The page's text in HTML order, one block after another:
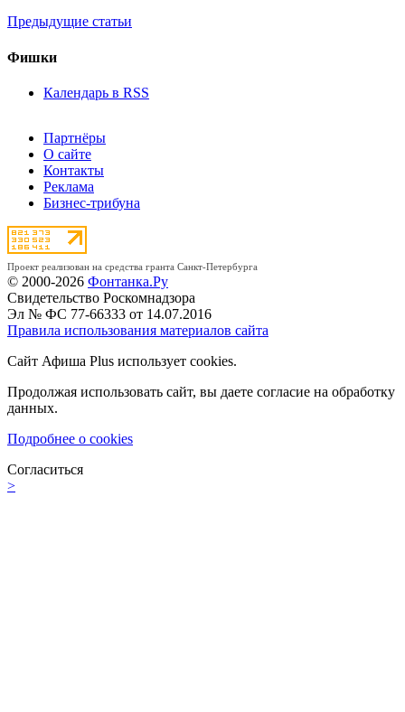
Предыдущие статьи
Фишки
Календарь в RSS
Партнёры
О сайте
Контакты
Реклама
Бизнес-трибуна
Проект реализован на средства гранта Санкт-Петербурга
© 2000-2026 Фонтанка.Ру
Свидетельство Роскомнадзора
Эл № ФС 77-66333 от 14.07.2016
Правила использования материалов сайта
Сайт Афиша Plus использует cookies.
Продолжая использовать сайт, вы даете согласие на обработку
данных.
Подробнее о cookies
Согласиться
>